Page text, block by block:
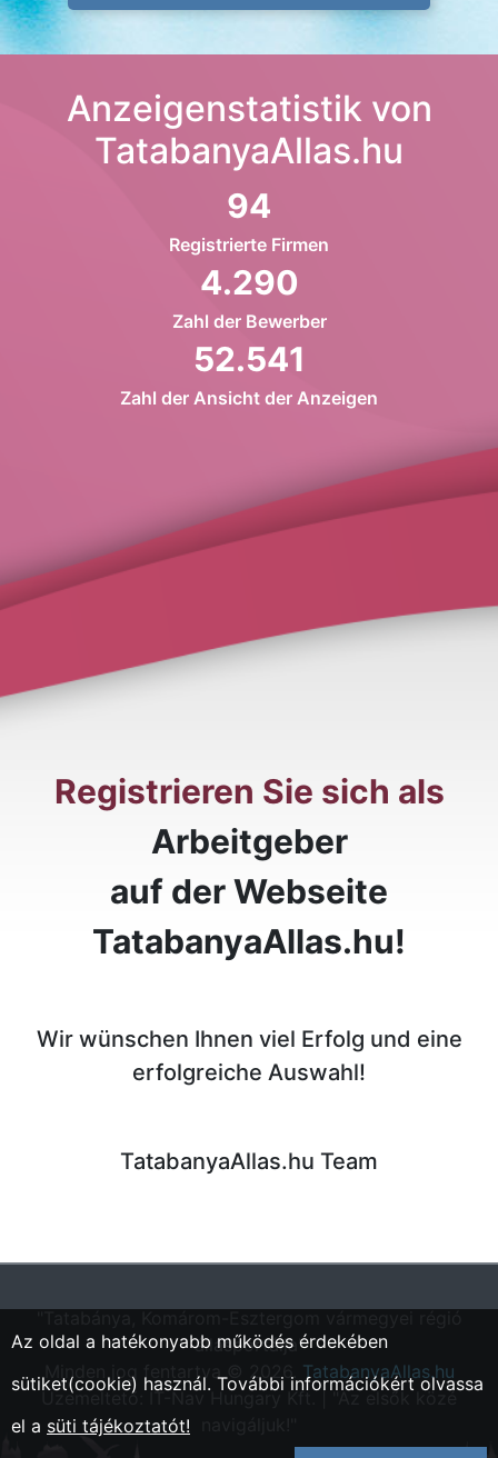
Anzeigenstatistik von
TatabanyaAllas.hu
94
Registrierte Firmen
4.290
Zahl der Bewerber
52.541
Zahl der Ansicht der Anzeigen
Registrieren Sie sich als
Arbeitgeber
auf der Webseite
TatabanyaAllas.hu!
Wir wünschen Ihnen viel Erfolg und eine
erfolgreiche Auswahl!
TatabanyaAllas.hu Team
állásportálja"
Minden jog fentartva © 2026. TatabanyaAllas.hu
Üzemeltető: IT-Nav Hungary Kft. | "Az elsők közé
Az oldal a hatékonyabb működés érdekében
sütiket(cookie) használ. További információkért olvassa
el a süti tájékoztatót!